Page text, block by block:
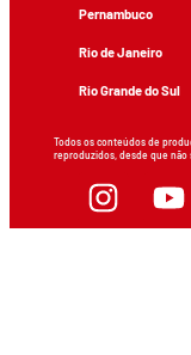
Pernambuco
Rio de Janeiro
Rio Grande do Sul
Todos os conteúdos de
reproduzidos, desde que não